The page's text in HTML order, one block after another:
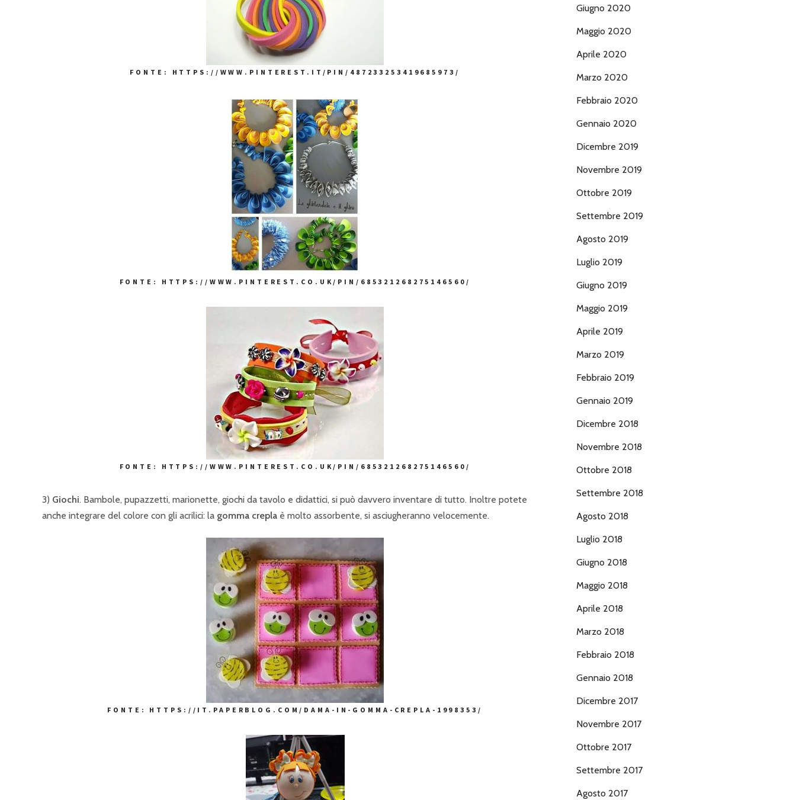
FONTE: HTTPS://WWW.PINTEREST.IT/PIN/487233253419685973/
FONTE: HTTPS://WWW.PINTEREST.CO.UK/PIN/685321268275146560/
FONTE: HTTPS://WWW.PINTEREST.CO.UK/PIN/685321268275146560/
3) Giochi. Bambole, pupazzetti, marionette, giochi da tavolo e didattici, si può davvero inventare di tutto. Inoltre potete
anche integrare del colore con gli acrilici: la gomma crepla è molto assorbente, si asciugheranno velocemente.
FONTE: HTTPS://IT.PAPERBLOG.COM/DAMA-IN-GOMMA-CREPLA-1998353/
Giugno 2020
Maggio 2020
Aprile 2020
Marzo 2020
Febbraio 2020
Gennaio 2020
Dicembre 2019
Novembre 2019
Ottobre 2019
Settembre 2019
Agosto 2019
Luglio 2019
Giugno 2019
Maggio 2019
Aprile 2019
Marzo 2019
Febbraio 2019
Gennaio 2019
Dicembre 2018
Novembre 2018
Ottobre 2018
Settembre 2018
Agosto 2018
Luglio 2018
Giugno 2018
Maggio 2018
Aprile 2018
Marzo 2018
Febbraio 2018
Gennaio 2018
Dicembre 2017
Novembre 2017
Ottobre 2017
Settembre 2017
Agosto 2017